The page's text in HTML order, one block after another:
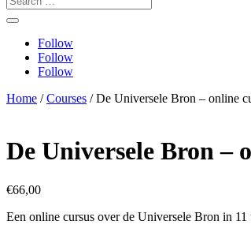
Follow
Follow
Follow
Home /Courses / De Universele Bron – online
De Universele Bron –
€66,00
Een online cursus over de Universele Bron in